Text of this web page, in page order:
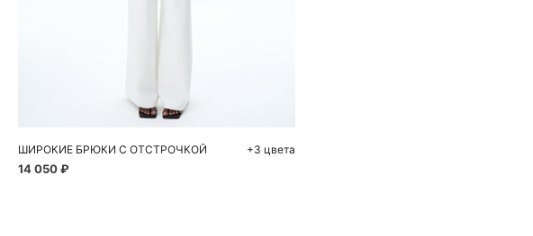
ШИРОКИЕ БРЮКИ С ОТСТРОЧКОЙ
14 050 ₽
+3 цвета